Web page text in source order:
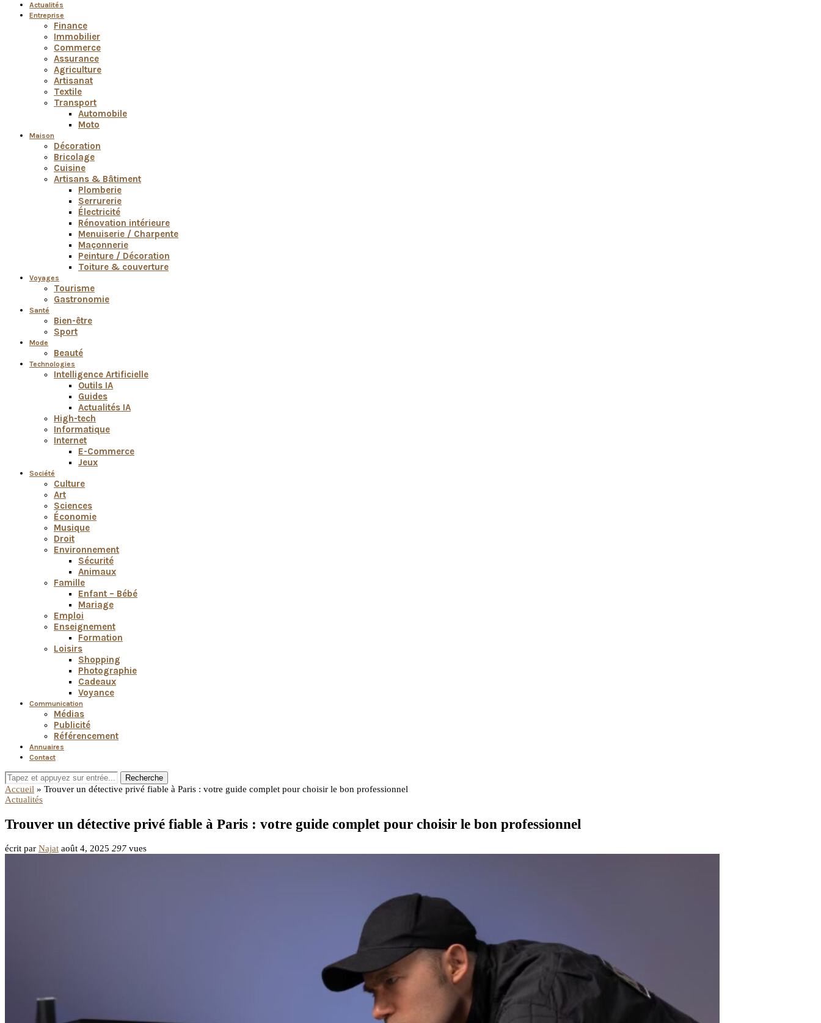
Actualités
Entreprise
Finance
Immobilier
Commerce
Assurance
Agriculture
Artisanat
Textile
Transport
Automobile
Moto
Maison
Décoration
Bricolage
Cuisine
Artisans & Bâtiment
Plomberie
Serrurerie
Électricité
Rénovation intérieure
Menuiserie / Charpente
Maçonnerie
Peinture / Décoration
Toiture & couverture
Voyages
Tourisme
Gastronomie
Santé
Bien-être
Sport
Mode
Beauté
Technologies
Intelligence Artificielle
Outils IA
Guides
Actualités IA
High-tech
Informatique
Internet
E-Commerce
Jeux
Société
Culture
Art
Sciences
Économie
Musique
Droit
Environnement
Sécurité
Animaux
Famille
Enfant – Bébé
Mariage
Emploi
Enseignement
Formation
Loisirs
Shopping
Photographie
Cadeaux
Voyance
Communication
Médias
Publicité
Référencement
Annuaires
Contact
Recherche
Accueil » Trouver un détective privé fiable à Paris : votre guide complet pour choisir le bon professionnel
Actualités
Trouver un détective privé fiable à Paris : votre guide complet pour choisir le bon professionnel
écrit par Najat août 4, 2025 297 vues